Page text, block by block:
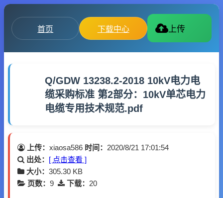
首页 下载中心 上传
Q/GDW 13238.2-2018 10kV电力电
缆采购标准 第2部分：10kV单芯电力
电缆专用技术规范.pdf
上传： xiaosa586 时间： 2020/8/21 17:01:54
出处： [ 点击查看 ]
大小： 305.30 KB
页数： 9 下载： 20